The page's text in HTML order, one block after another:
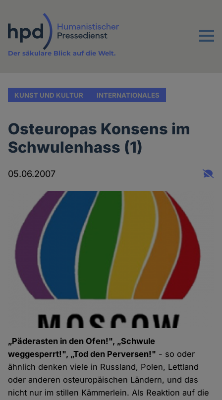
Inhalt
Menu
Der säkulare Blick auf die Welt.
KUNST UND KULTUR INTERNATIONALES
Osteuropas Konsens im
Schwulenhass (1)
05.06.2007
„Päderasten in den Ofen!", „Schwule
weggesperrt!", „Tod den Perversen!" - so oder
ähnlich denken viele in Russland, Polen, Lettland
oder anderen osteuropäischen Ländern, und das
nicht nur im stillen Kämmerlein. Als Reaktion auf die